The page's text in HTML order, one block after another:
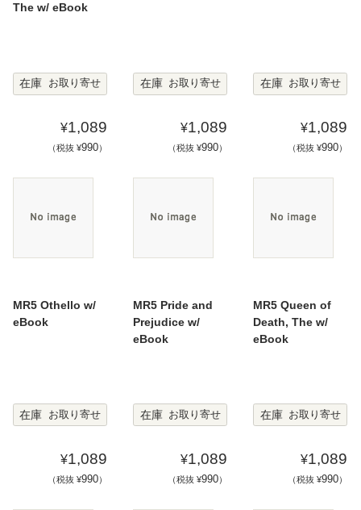
The w/ eBook
在庫 お取り寄せ
¥1,089
（税抜 ¥990）
在庫 お取り寄せ
¥1,089
（税抜 ¥990）
在庫 お取り寄せ
¥1,089
（税抜 ¥990）
MR5 Othello w/
eBook
在庫 お取り寄せ
¥1,089
（税抜 ¥990）
MR5 Pride and
Prejudice w/
eBook
在庫 お取り寄せ
¥1,089
（税抜 ¥990）
MR5 Queen of
Death, The w/
eBook
在庫 お取り寄せ
¥1,089
（税抜 ¥990）